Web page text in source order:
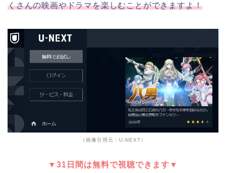
くさんの映画やドラマを楽しむことができますよ！
（画像引用元：U-NEXT）
▼31日間は無料で視聴できます▼